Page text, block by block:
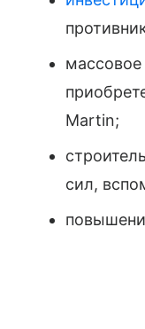
массовое
Martin;
сил,